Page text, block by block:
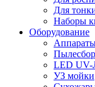
Для
Наборы
Оборудование
LED UV-
УЗ мойки